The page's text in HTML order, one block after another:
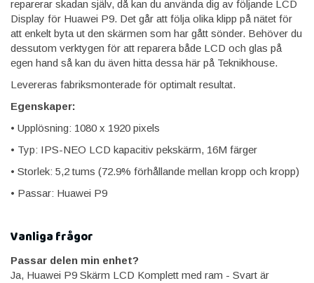
reparerar skadan själv, då kan du använda dig av följande LCD
Display för Huawei P9. Det går att följa olika klipp på nätet för
att enkelt byta ut den skärmen som har gått sönder. Behöver du
dessutom verktygen för att reparera både LCD och glas på
egen hand så kan du även hitta dessa här på Teknikhouse.
Levereras fabriksmonterade för optimalt resultat.
Egenskaper:
• Upplösning: 1080 x 1920 pixels
• Typ: IPS-NEO LCD kapacitiv pekskärm, 16M färger
• Storlek: 5,2 tums (72.9% förhållande mellan kropp och kropp)
• Passar: Huawei P9
Vanliga frågor
Passar delen min enhet?
Ja, Huawei P9 Skärm LCD Komplett med ram - Svart är